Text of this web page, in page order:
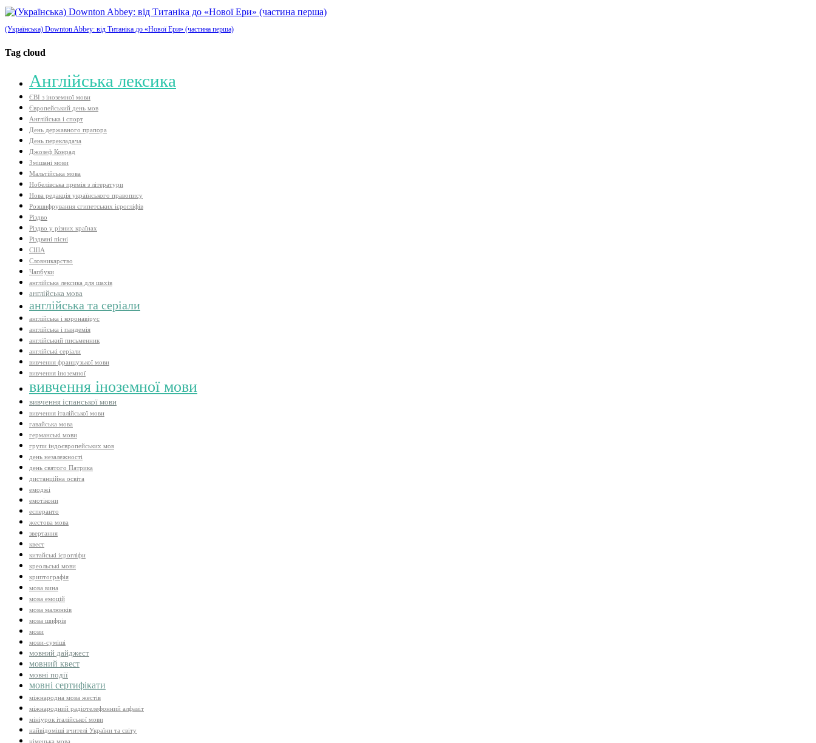
(Українська) Downton Abbey: від Титаніка до «Нової Ери» (частина перша)
Tag cloud
Aнглійська лексика
ЄВІ з іноземної мови
Європейський день мов
Англійська і спорт
День державного прапора
День перекладача
Джозеф Конрад
Змішані мови
Мальтійська мова
Нобелівська премія з літератури
Нова редакція українського правопису
Розшифрування єгипетських ієрогліфів
Різдво
Різдво у різних країнах
Різдвяні пісні
США
Словникарство
Чапбуки
англійська лексика для шахів
англійська мова
англійська та серіали
англійська і коронавірус
англійська і пандемія
англійський письменник
англійські серіали
вивчення французької мови
вивчення іноземної
вивчення іноземної мови
вивчення іспанської мови
вивчення італійської мови
гавайська мова
германські мови
групи індоєвропейських мов
день незалежності
день святого Патрика
дистанційна освіта
емоджі
емотікони
есперанто
жестова мова
звертання
квест
китайські ієрогліфи
креольські мови
криптографія
мова вина
мова емоцій
мова малюнків
мова шифрів
мови
мови-суміші
мовний дайджест
мовний квест
мовні події
мовні сертифікати
міжнародна мова жестів
міжнародний радіотелефонний алфавіт
мініурок італійської мови
найвідоміші вчителі України та світу
німецька мова